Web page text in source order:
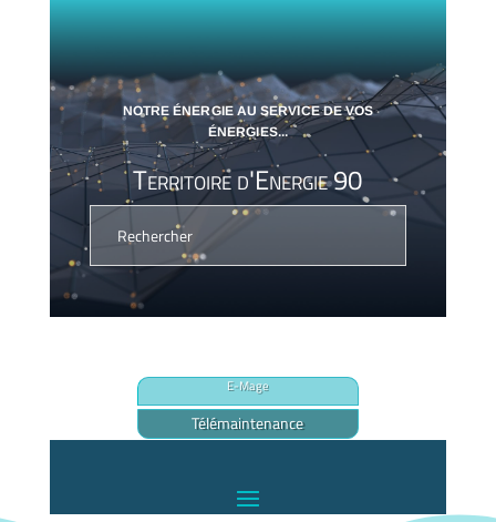
NOTRE ÉNERGIE AU SERVICE DE VOS
ÉNERGIES...
Territoire d'Energie 90
E-Mage
Télémaintenance